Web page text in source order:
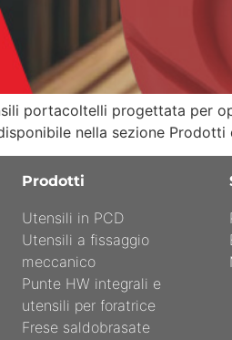
portacoltelli progettata per
nella sezione
Prodotti
Utensili in PCD
Utensili a fissaggio
meccanico
Punte HW integrali e
utensili per foratrice
Frese saldobrasate